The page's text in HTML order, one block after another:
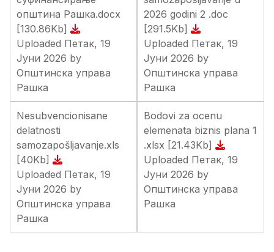
општина Рашка.docx
[130.86Kb]
Uploaded Петак, 19
Јуни 2026 by
Општинска управа
Рашка
2026 godini 2 .doc
[291.5Kb]
Uploaded Петак, 19
Јуни 2026 by
Општинска управа
Рашка
Nesubvencionisane
delatnosti
samozapošljavanje.xls
[40Kb]
Uploaded Петак, 19
Јуни 2026 by
Општинска управа
Рашка
Bodovi za ocenu
elemenata biznis plana 1
.xlsx [21.43Kb]
Uploaded Петак, 19
Јуни 2026 by
Општинска управа
Рашка